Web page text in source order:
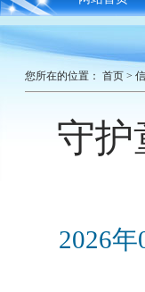
您所在的位置： 首页 >
守
2026年